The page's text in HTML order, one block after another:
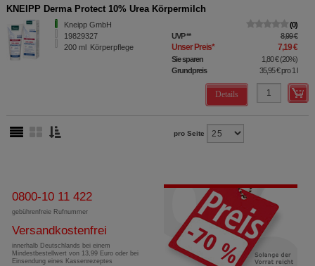
KNEIPP Derma Protect 10% Urea Körpermilch
Kneipp GmbH
19829327
200 ml Körperpflege
0
UVP** 8,99 €
Unser Preis* 7,19 €
Sie sparen 1,80 €(20%)
Grundpreis
35,95 €pro 1 l
Details
pro Seite
0800-10 11 422
gebührenfreie Rufnummer
Versandkostenfrei
innerhalb Deutschlands bei einem
Mindestbestellwert von 13,99 Euro oder bei
Einsendung eines Kassenrezeptes